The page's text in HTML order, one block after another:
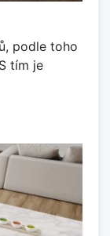
podle toho
tím je